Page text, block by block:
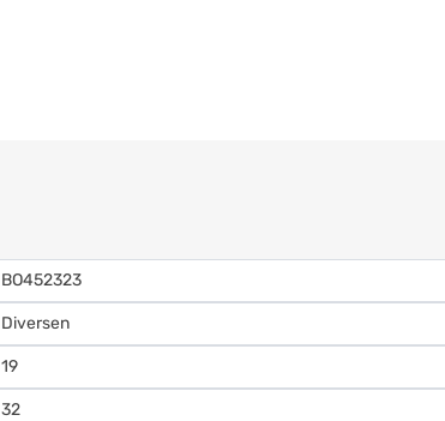
BO452323
Diversen
19
32